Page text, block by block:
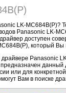
LK-
Panasonic LK-
доступен
который Вы
Panasonic
или для
Вам в поиске